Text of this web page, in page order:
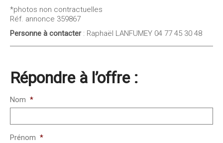
*photos non contractuelles
Réf. annonce 359867
Personne à contacter: Raphaël LANFUMEY 04 77 45 30 48
Répondre à l’offre :
Nom *
Prénom *